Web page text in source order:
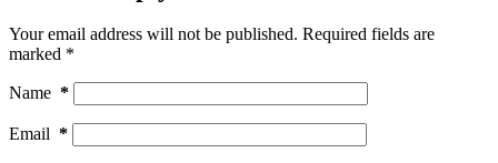
Your email address will not be published. Required fields are
marked *
Name *
Email *